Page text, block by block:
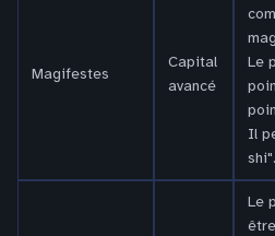
Magifestes
Capital
avancé
Le
Il
shi".
Le